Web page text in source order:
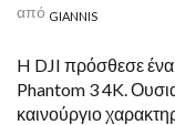
από GIANNIS
H DJI πρόσθεσε ένα
Phantom 3 4K.
καινούργιο